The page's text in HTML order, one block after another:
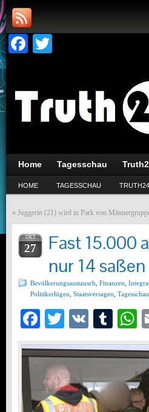
Facebook
Home Tagesschau
HOME TAGESSCHAU
« Joggerin (21) wird in Park von
OKT
27
Fast 15.000
nur 14
Bevölkerungsaustausch Finanzen
Politikerlügen Staatsversagen Tagesschau
Facebook
Twitter
VK